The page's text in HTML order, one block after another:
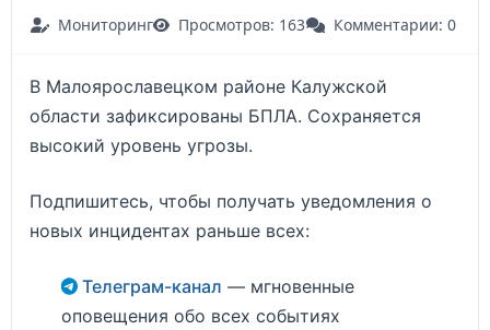
Мониторинг Просмотров: 163 Комментарии: 0
В Малоярославецком районе Калужской
области зафиксированы БПЛА. Сохраняется
высокий уровень угрозы.
Подпишитесь, чтобы получать уведомления о
новых инцидентах раньше всех:
Телеграм-канал — мгновенные
оповещения обо всех событиях